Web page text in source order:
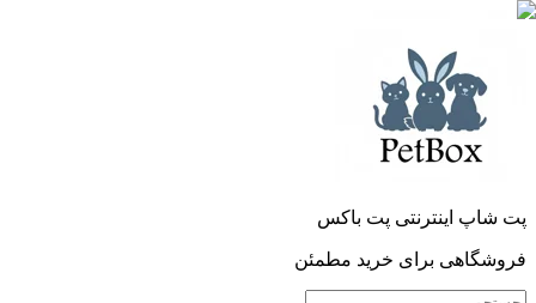
پت شاپ اینترنتی پت باکس
فروشگاهی برای خرید مطمئن